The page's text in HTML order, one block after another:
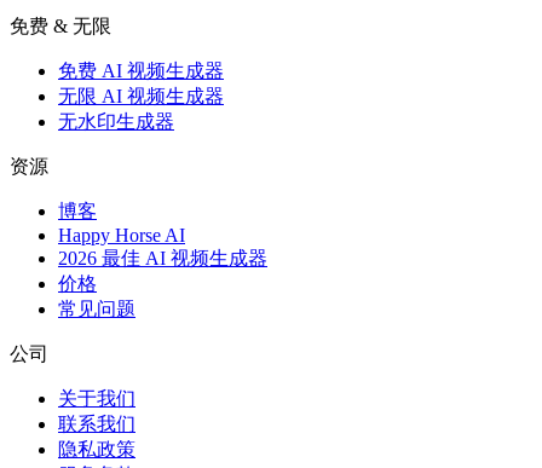
免费 & 无限
免费 AI 视频生成器
无限 AI 视频生成器
无水印生成器
资源
博客
Happy Horse AI
2026 最佳 AI 视频生成器
价格
常见问题
公司
关于我们
联系我们
隐私政策